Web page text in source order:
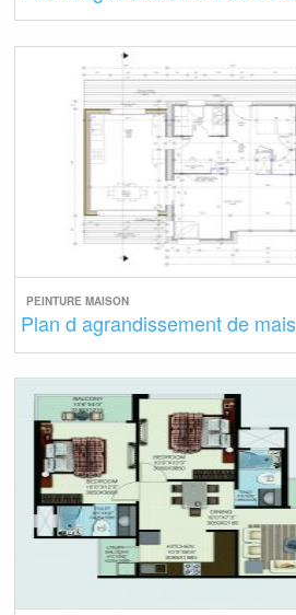
PEINTURE MAISON
Plan d agrandissement de